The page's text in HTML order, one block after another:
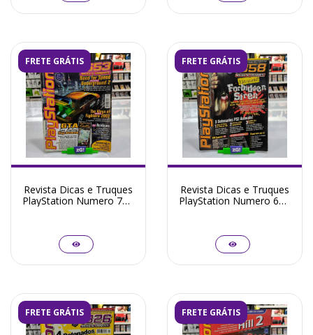
FRETE GRÁTIS
Revista Dicas e Truques
PlayStation Numero 71 -
FRETE GRÁTIS
Revista Dicas e Truques
PlayStation Numero 60 -
FRETE GRÁTIS FRETE GRÁTIS